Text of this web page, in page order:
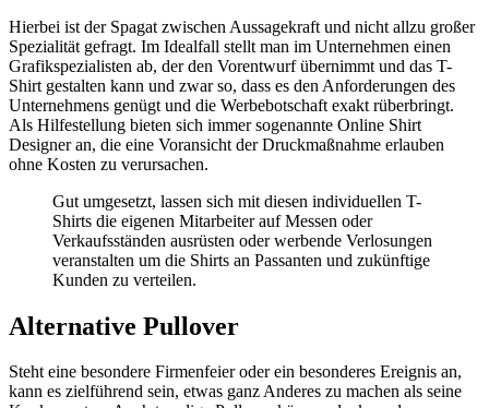
Hierbei ist der Spagat zwischen Aussagekraft und nicht allzu großer
Spezialität gefragt. Im Idealfall stellt man im Unternehmen einen
Grafikspezialisten ab, der den Vorentwurf übernimmt und das T-
Shirt gestalten kann und zwar so, dass es den Anforderungen des
Unternehmens genügt und die Werbebotschaft exakt rüberbringt.
Als Hilfestellung bieten sich immer sogenannte Online Shirt
Designer an, die eine Voransicht der Druckmaßnahme erlauben
ohne Kosten zu verursachen.
Gut umgesetzt, lassen sich mit diesen individuellen T-
Shirts die eigenen Mitarbeiter auf Messen oder
Verkaufsständen ausrüsten oder werbende Verlosungen
veranstalten um die Shirts an Passanten und zukünftige
Kunden zu verteilen.
Alternative Pullover
Steht eine besondere Firmenfeier oder ein besonderes Ereignis an,
kann es zielführend sein, etwas ganz Anderes zu machen als seine